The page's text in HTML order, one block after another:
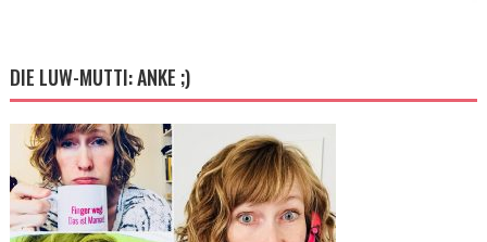
DIE LUW-MUTTI: ANKE ;)